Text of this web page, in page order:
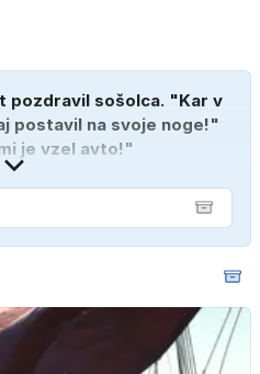
pozdravil sošolca. "Kar v
postavil na svoje noge!"
je vzel avto!"